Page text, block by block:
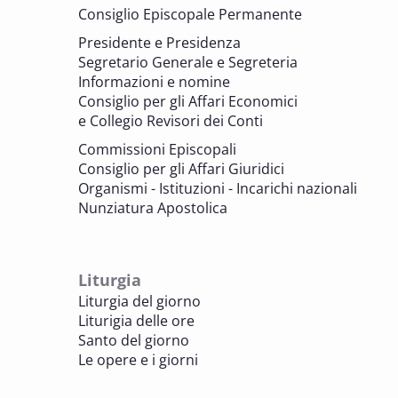
memoria. Artefici di cultura. Archivi
valorizzazione del patrimonio
BENI CULTURALI E EDILIZIA DI CULTO
7 OTTOBRE 2025
Consulta nazionale Beni culturali e Edilizia
di culto
BENI CULTURALI E EDILIZIA DI CULTO
sezione Edilizia di culto
BENI CULTURALI E EDILIZIA DI CULTO
8 OTTOBRE 2025
Incontro online dei Direttori diocesani,
Consiglio Episcopale Permanente
Presidente e Presidenza
Segretario Generale e Segreteria
Informazioni e nomine
Consiglio per gli Affari Economici
e Collegio Revisori dei Conti
Commissioni Episcopali
Consiglio per gli Affari Giuridici
Organismi - Istituzioni - Incarichi nazionali
Nunziatura Apostolica
Liturgia
Liturgia del giorno
Liturigia delle ore
Santo del giorno
Le opere e i giorni